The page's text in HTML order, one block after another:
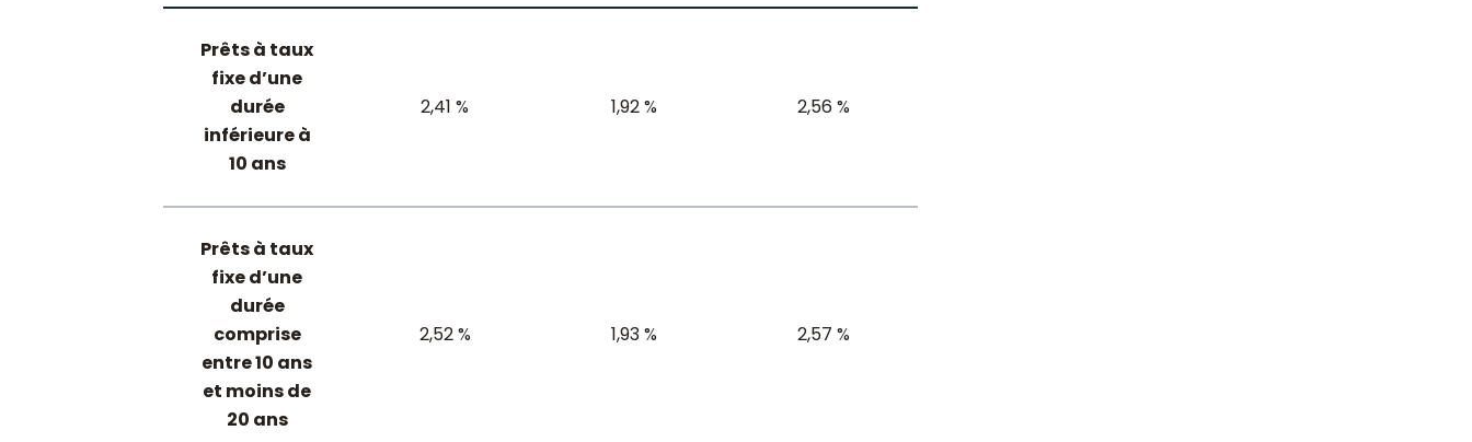
Prêts à taux
fixe d’une
durée
inférieure à
10 ans
2,41 % 1,92 % 2,56 %
Prêts à taux
fixe d’une
durée
comprise
entre 10 ans
et moins de
20 ans
2,52 % 1,93 % 2,57 %